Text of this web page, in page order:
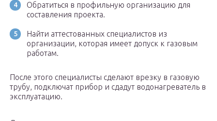
Обратиться в профильную организацию для
составления проекта.
Найти аттестованных специалистов из
организации, которая имеет допуск к газовым
работам.
После этого специалисты сделают врезку в газовую
трубу, подключат прибор и сдадут водонагреватель в
эксплуатацию.